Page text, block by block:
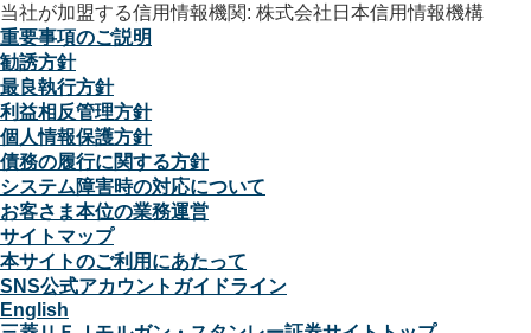
当社が加盟する信用情報機関: 株式会社日本信用情報機構
重要事項のご説明
勧誘方針
最良執行方針
利益相反管理方針
個人情報保護方針
債務の履行に関する方針
システム障害時の対応について
お客さま本位の業務運営
サイトマップ
本サイトのご利用にあたって
SNS公式アカウントガイドライン
English